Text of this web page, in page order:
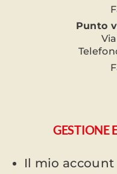
Punto
GESTIONE
Il mio account